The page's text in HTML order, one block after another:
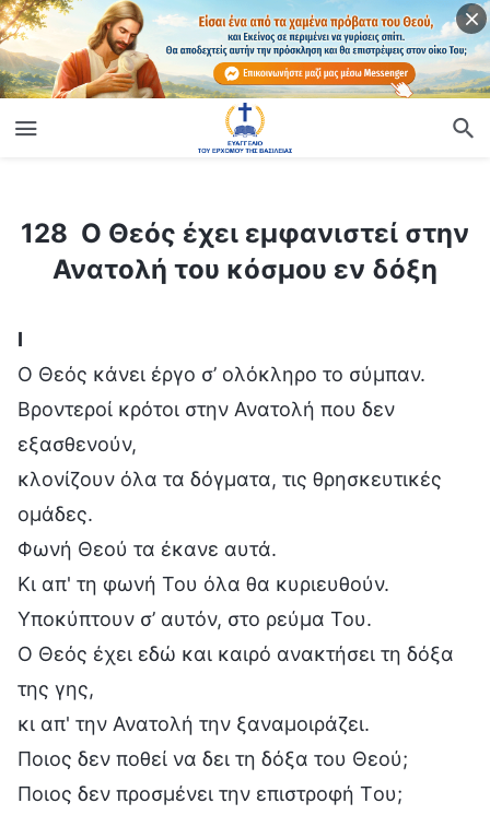
128 Ο Θεός έχει εμφανιστεί στην
Ανατολή του κόσμου εν δόξη
Ⅰ
Ο Θεός κάνει έργο σ’ ολόκληρο το σύμπαν.
Βροντεροί κρότοι στην Ανατολή που δεν
εξασθενούν,
κλονίζουν όλα τα δόγματα, τις θρησκευτικές
ομάδες.
Φωνή Θεού τα έκανε αυτά.
Κι απ' τη φωνή Του όλα θα κυριευθούν.
Υποκύπτουν σ’ αυτόν, στο ρεύμα Του.
Ο Θεός έχει εδώ και καιρό ανακτήσει τη δόξα
της γης,
κι απ' την Ανατολή την ξαναμοιράζει.
Ποιος δεν ποθεί να δει τη δόξα του Θεού;
Ποιος δεν προσμένει την επιστροφή Tου;